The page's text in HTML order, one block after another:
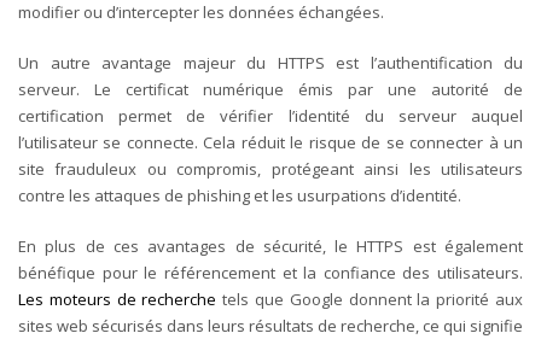
modifier ou d’intercepter les données échangées.
Un autre avantage majeur du HTTPS est l’authentification du
serveur. Le certificat numérique émis par une autorité de
certification permet de vérifier l’identité du serveur auquel
l’utilisateur se connecte. Cela réduit le risque de se connecter à un
site frauduleux ou compromis, protégeant ainsi les utilisateurs
contre les attaques de phishing et les usurpations d’identité.
En plus de ces avantages de sécurité, le HTTPS est également
bénéfique pour le référencement et la confiance des utilisateurs.
Les moteurs de recherche tels que Google donnent la priorité aux
sites web sécurisés dans leurs résultats de recherche, ce qui signifie